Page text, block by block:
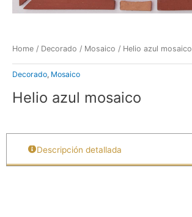
Home / Decorado / Mosaico / Helio azul mosaico
Decorado, Mosaico
Helio azul mosaico
Descripción detallada